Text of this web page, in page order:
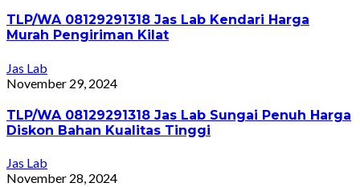
TLP/WA 08129291318 Jas Lab Kendari Harga
Murah Pengiriman Kilat
Jas Lab
November 29, 2024
TLP/WA 08129291318 Jas Lab Sungai Penuh Harga
Diskon Bahan Kualitas Tinggi
Jas Lab
November 28, 2024